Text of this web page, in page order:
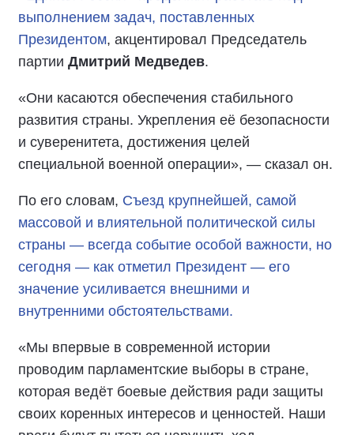
выполнением задач, поставленных
Президентом, акцентировал Председатель
партии Дмитрий Медведев.
«Они касаются обеспечения стабильного
развития страны. Укрепления её безопасности
и суверенитета, достижения целей
специальной военной операции», — сказал он.
По его словам, Съезд крупнейшей, самой
массовой и влиятельной политической силы
страны — всегда событие особой важности, но
сегодня — как отметил Президент — его
значение усиливается внешними и
внутренними обстоятельствами.
«Мы впервые в современной истории
проводим парламентские выборы в стране,
которая ведёт боевые действия ради защиты
своих коренных интересов и ценностей. Наши